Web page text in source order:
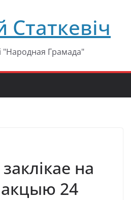
Статкевіч
"Народная Грамада"
на
24